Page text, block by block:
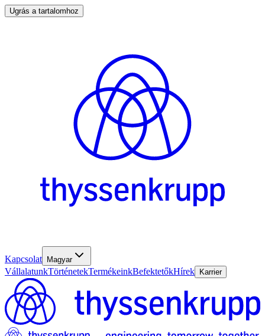
Ugrás a tartalomhoz
Kapcsolat Magyar
VállalatunkTörténetekTermékeinkBefektetőkHírek Karrier